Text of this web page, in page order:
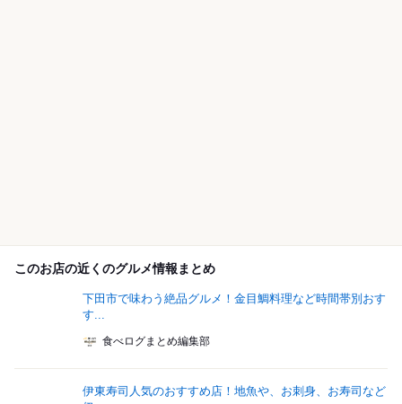
このお店の近くのグルメ情報まとめ
下田市で味わう絶品グルメ！金目鯛料理など時間帯別おす
す...
食べログまとめ編集部
伊東寿司人気のおすすめ店！地魚や、お刺身、お寿司など